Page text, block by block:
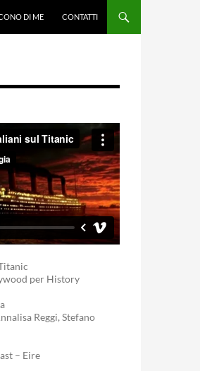
DI ME CONTATTI
per History
Reggi, Stefano
– Eire